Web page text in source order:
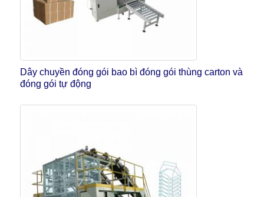
Dây chuyền đóng gói bao bì đóng gói thùng carton và
đóng gói tự động